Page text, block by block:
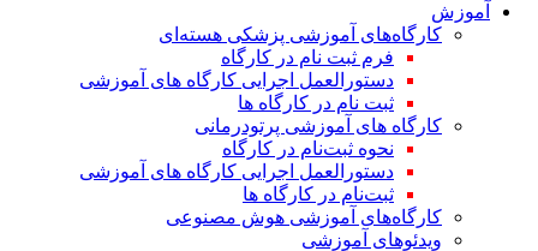
آموزش
کارگاه‌های آموزشی پزشکی هسته‌ای
فرم ثبت نام در کارگاه
دستورالعمل اجرایی کارگاه های آموزشی
ثبت نام در کارگاه ها
کارگاه های آموزشی پرتودرمانی
نحوه ثبت‌نام در کارگاه
دستورالعمل اجرایی کارگاه های آموزشی
ثبت‌نام در کارگاه ها
کارگاه‌های آموزشی هوش مصنوعی
ویدئوهای آموزشی